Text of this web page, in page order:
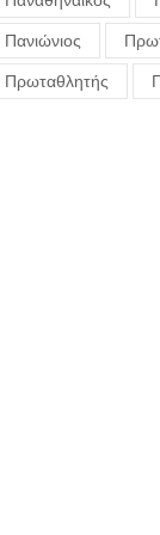
Πανιώνιος
Πρωταθλητής